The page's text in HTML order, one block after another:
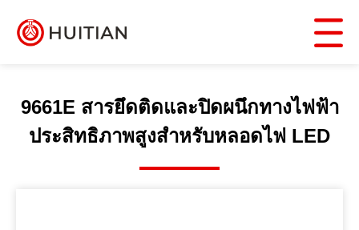
9661E สารยึดติดและปิดผนึกทางไฟฟ้า
ประสิทธิภาพสูงสำหรับหลอดไฟ LED